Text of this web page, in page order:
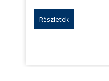
Részletek